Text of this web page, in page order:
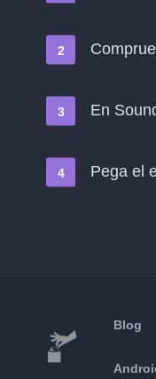
En
Pega el
Blog